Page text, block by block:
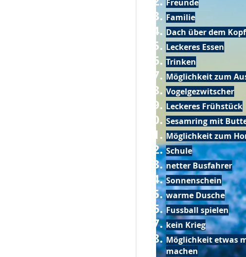
Freunde
Familie
Dach über dem Kopf
Leckeres Essen
Trinken
Möglichkeit zum
Vogelgezwitscher
Leckeres Frühstück
Sesamring mit
Möglichkeit zum
Schule
netter Busfahrer
Sonnenschein
warme Dusche
Fussball spielen
kein Krieg
Möglichkeit etwas
machen